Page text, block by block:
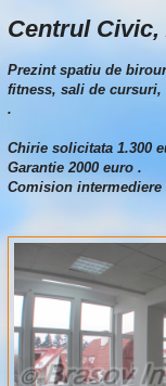
Centrul
Prezint spatiu de
fitness, sali de cursuri,
.
Chirie solicitata 1.300
Garantie 2000 euro .
Comision